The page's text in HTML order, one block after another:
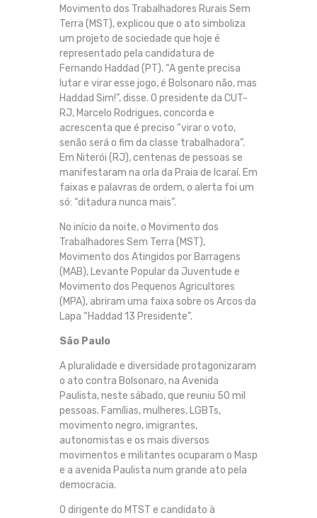
Movimento dos Trabalhadores Rurais Sem
Terra (MST), explicou que o ato simboliza
um projeto de sociedade que hoje é
representado pela candidatura de
Fernando Haddad (PT). “A gente precisa
lutar e virar esse jogo, é Bolsonaro não, mas
Haddad Sim!”, disse. O presidente da CUT-
RJ, Marcelo Rodrigues, concorda e
acrescenta que é preciso “virar o voto,
senão será o fim da classe trabalhadora”.
Em Niterói (RJ), centenas de pessoas se
manifestaram na orla da Praia de Icaraí. Em
faixas e palavras de ordem, o alerta foi um
só: “ditadura nunca mais”.
No início da noite, o Movimento dos
Trabalhadores Sem Terra (MST),
Movimento dos Atingidos por Barragens
(MAB), Levante Popular da Juventude e
Movimento dos Pequenos Agricultores
(MPA), abriram uma faixa sobre os Arcos da
Lapa “Haddad 13 Presidente”.
São Paulo
A pluralidade e diversidade protagonizaram
o ato contra Bolsonaro, na Avenida
Paulista, neste sábado, que reuniu 50 mil
pessoas. Famílias, mulheres, LGBTs,
movimento negro, imigrantes,
autonomistas e os mais diversos
movimentos e militantes ocuparam o Masp
e a avenida Paulista num grande ato pela
democracia.
O dirigente do MTST e candidato à